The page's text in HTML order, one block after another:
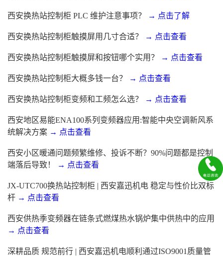
西安换热站控制柜 PLC 维护注意事项？ → 点击了解
西安换热站控制柜触摸屏用几寸合适？ → 点击查看
西安换热站控制柜触摸屏和按钮哪个实用？ → 点击查看
西安换热站控制柜大概多钱一台？ → 点击查看
西安换热站控制柜变频和工频怎么选？ → 点击查看
西安地区易能ENA100系列变频器应用:智能中央空调新风系
统解决方案 → 点击查看
西安小区暖通问题频繁维修、投诉不断？90%问题都是控制
端落后导致！
→ 点击查看
JX-UTC700换热站控制柜 | 西安嘉迅机电 稳定与性价比双标
杆 → 点击查看
西安供热季变频器在链条式燃煤热水锅炉集中供热中的应用
→ 点击查看
深耕品质 规范前行 | 西安嘉迅机电顺利通过ISO9001质量管